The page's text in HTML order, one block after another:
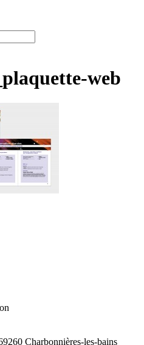
web
Charbonnières-les-bains